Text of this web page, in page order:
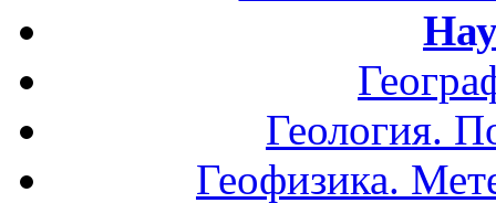
Геология.
Геофизика.